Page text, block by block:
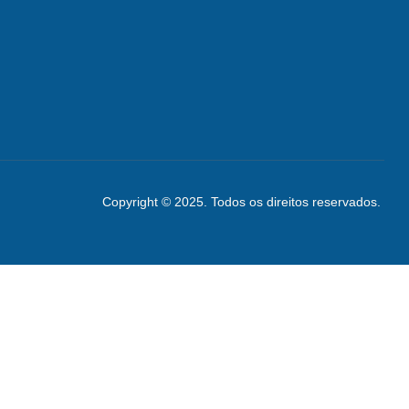
Copyright © 2025. Todos os direitos reservados.